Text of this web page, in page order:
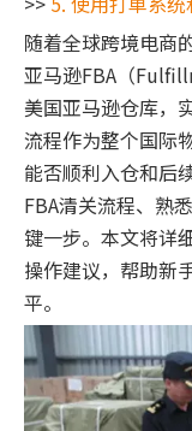
随着全球跨境电商
亚马逊FBA（
美国亚马逊仓库，
流程作为整个国际
能否顺利入仓和后
FBA清关流程、熟
键一步。本文将详
操作建议，帮助新
平。